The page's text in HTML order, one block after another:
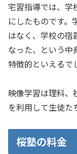
宅習指導では、学
にしたものです。
はなく、学校の宿
なった、という中
特徴的といえるで
映像学習は理科、
を利用して生徒た
桜塾の料金